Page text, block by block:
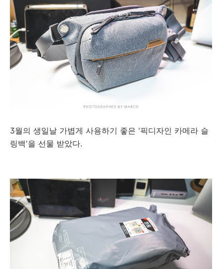
3월의 생일날 가볍게 사용하기 좋은 '픽디자인 카메라 슬
링백'을 선물 받았다.